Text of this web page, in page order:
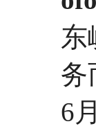
东
务
6